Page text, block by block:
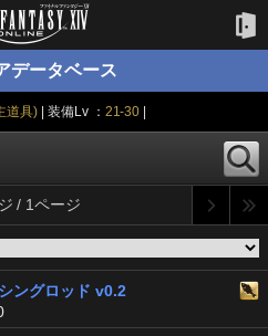
データベース
道具) | 装備Lv ： 21-30
/ 1ページ
ングロッド v0.2